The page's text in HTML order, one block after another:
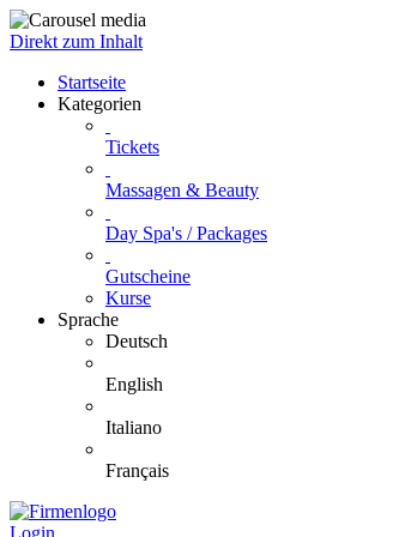
Direkt zum Inhalt
Startseite
Kategorien
Tickets
Massagen & Beauty
Day Spa's / Packages
Gutscheine
Kurse
Sprache
Deutsch
English
Italiano
Français
Login